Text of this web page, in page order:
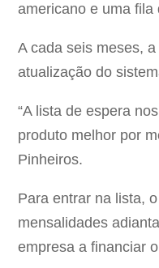
americano e uma fila
A cada seis meses,
atualização do
“A lista de espera
produto melhor por
Pinheiros.
Para entrar na lista,
mensalidades
empresa a financiar